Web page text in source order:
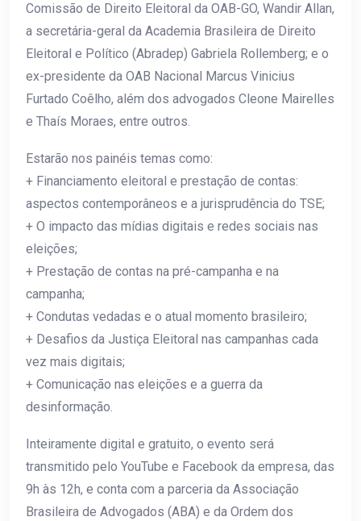
Comissão de Direito Eleitoral da OAB-GO, Wandir Allan,
a secretária-geral da Academia Brasileira de Direito
Eleitoral e Político (Abradep) Gabriela Rollemberg; e o
ex-presidente da OAB Nacional Marcus Vinicius
Furtado Coêlho, além dos advogados Cleone Mairelles
e Thaís Moraes, entre outros.
Estarão nos painéis temas como:
+ Financiamento eleitoral e prestação de contas:
aspectos contemporâneos e a jurisprudência do TSE;
+ O impacto das mídias digitais e redes sociais nas
eleições;
+ Prestação de contas na pré-campanha e na
campanha;
+ Condutas vedadas e o atual momento brasileiro;
+ Desafios da Justiça Eleitoral nas campanhas cada
vez mais digitais;
+ Comunicação nas eleições e a guerra da
desinformação.
Inteiramente digital e gratuito, o evento será
transmitido pelo YouTube e Facebook da empresa, das
9h às 12h, e conta com a parceria da Associação
Brasileira de Advogados (ABA) e da Ordem dos